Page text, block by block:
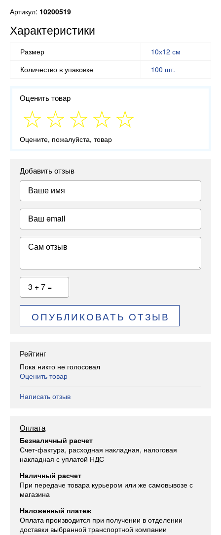
Артикул: 10200519
Характеристики
Размер
10х12 см
Количество в упаковке
100 шт.
Оценить товар
Оцените, пожалуйста, товар
Добавить отзыв
Ваше имя
Ваш email
Сам отзыв
3 + 7 =
ОПУБЛИКОВАТЬ ОТЗЫВ
Рейтинг
Пока никто не голосовал
Оценить товар
Написать отзыв
Оплата
Безналичный расчет
Счет-фактура, расходная накладная, налоговая
накладная с уплатой НДС
Наличный расчет
При передаче товара курьером или же самовывозе с
магазина
Наложенный платеж
Оплата производится при получении в отделении
доставки выбранной транспортной компании